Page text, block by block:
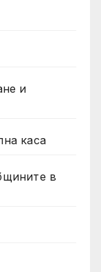
и
каса
в